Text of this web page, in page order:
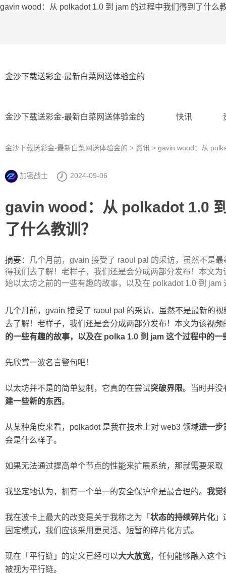
gavin wood：从 polkadot 1.0 到 jam 的过程中我们得到了什么
金沙下载送彩金-最新白菜网送体验金的
金沙下载送彩金-最新白菜网送体验金的 快讯
金沙下载送彩金-最新白菜网送体验金的 > 资讯 > gavin wood：从
加密战士 2024-09-06
gavin wood：从 polkadot 1.0
了什么教训？
摘要：
几个月前，gvain 接受了 raoul pal 的采访，虽然不是
得我们去了解！老样子，我们还是会分成两部分发布！本文
始以太坊之前的一些有趣的故事，以及在 polkadot 1.0 到 jam
几个月前，gvain 接受了 raoul pal 的采访，虽然不是最新的
去了解！老样子，我们还是会分成两部分发布！本文为该视频
的一些有趣的故事，以及在 polka 1.0 到 jam 这个过程中的一
先欣赏一波名言警句吧！
以太坊并不是的简单复制，它真的在尝试突破界限。当时并没
建一些新的东西。
从某种角度来看，polkadot 是我在技术上对 web3 领域进一步
会是什么样子。
如果无法通过提高单个节点的性能来扩展系统，那就需要采
我坚定地认为，拥有一个单一的安全保护伞是最合理的。 我觉
我在波卡上最大的改变是关于我称之为「 状态的持续碎片化
固定模式，我们应该采用更灵活、短暂的碎片化方式。
现在「平行链」的定义已经可以大大放宽，任何能够融入这
被视为平行链。